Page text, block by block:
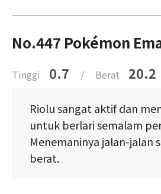
No.447 Pokémon
Tinggi 0.7 / Berat 20.2
Riolu sangat aktif dan
untuk berlari semalam
Menemaninya jalan-jalan
berat.